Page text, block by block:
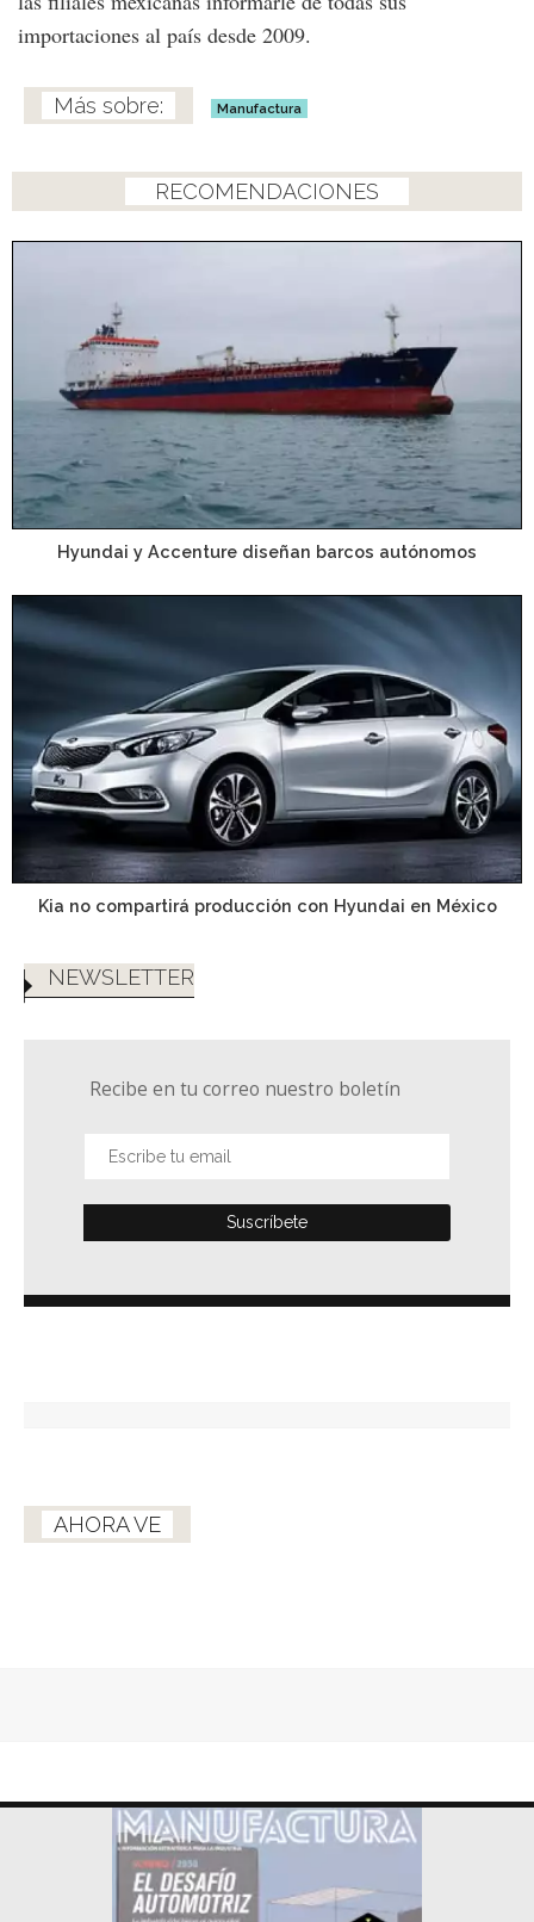
importaciones al país desde 2009.
Manufactura
RECOMENDACIONES
Hyundai y Accenture diseñan barcos autónomos
Kia no compartirá producción con Hyundai en México
NEWSLETTER
Recibe en tu correo nuestro boletín
AHORA VE